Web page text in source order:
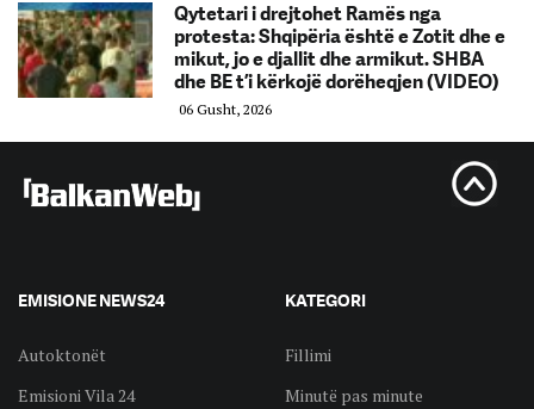
Qytetari i drejtohet Ramës nga
protesta: Shqipëria është e Zotit dhe e
mikut, jo e djallit dhe armikut. SHBA
dhe BE t’i kërkojë dorëheqjen (VIDEO)
06 Gusht, 2026
EMISIONE NEWS24
Autoktonët
Emisioni Vila 24
KATEGORI
Fillimi
Minutë pas minute